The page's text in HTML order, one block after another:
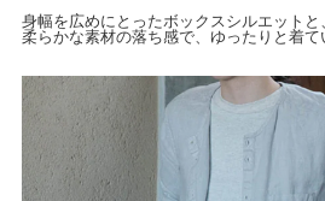
身幅を広めにとったボックスシルエットと
柔らかな素材の落ち感で、ゆったりと着て